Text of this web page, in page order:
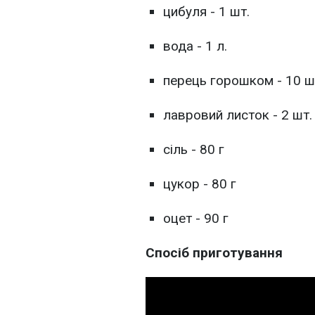
цибуля - 1 шт.
вода - 1 л.
перець горошком - 10
лавровий листок - 2 шт.
сіль - 80 г
цукор - 80 г
оцет - 90 г
Спосіб приготування